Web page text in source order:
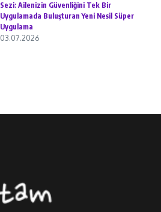
Sezi: Ailenizin Güvenliğini Tek Bir
Uygulamada Buluşturan Yeni Nesil Süper
Uygulama
03.07.2026